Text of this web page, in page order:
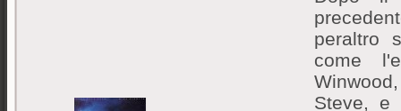
peraltro
come
Steve, e